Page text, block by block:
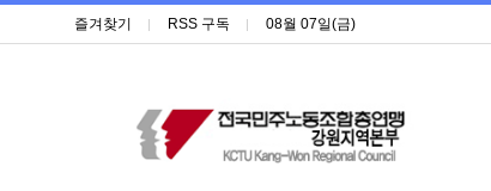
즐겨찾기 RSS 구독 08월 07일(금)